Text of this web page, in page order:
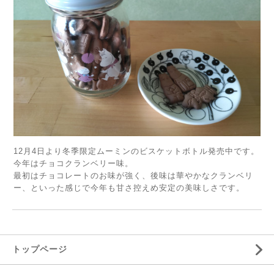
12月4日より冬季限定ムーミンのビスケットボトル発売中です。
今年はチョコクランベリー味。
最初はチョコレートのお味が強く、後味は華やかなクランベリ
ー、といった感じで今年も甘さ控えめ安定の美味しさです。
トップページ